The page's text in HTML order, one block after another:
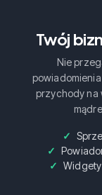
Twój
Nie
przychody na